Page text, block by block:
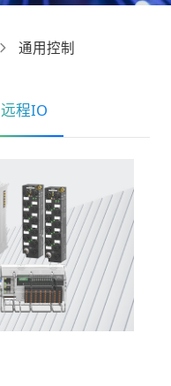
通用控制
远程IO